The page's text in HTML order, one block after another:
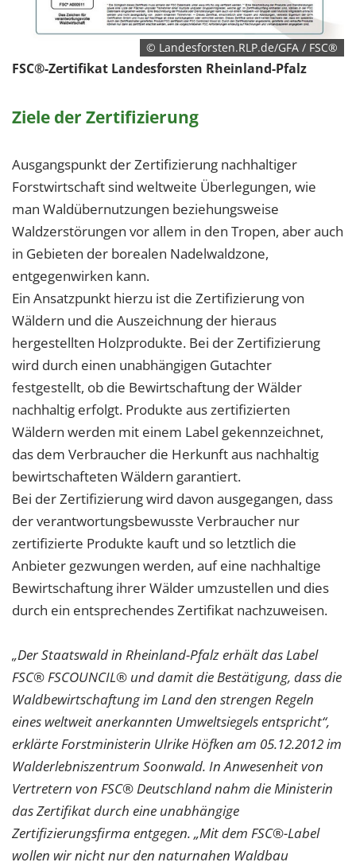
© Landesforsten.RLP.de/GFA / FSC®
FSC®-Zertifikat Landesforsten Rheinland-Pfalz
Ziele der Zertifizierung
Ausgangspunkt der Zertifizierung nachhaltiger
Forstwirtschaft sind weltweite Überlegungen, wie
man Waldübernutzungen beziehungsweise
Waldzerstörungen vor allem in den Tropen, aber auch
in Gebieten der borealen Nadelwaldzone,
entgegenwirken kann.
Ein Ansatzpunkt hierzu ist die Zertifizierung von
Wäldern und die Auszeichnung der hieraus
hergestellten Holzprodukte. Bei der Zertifizierung
wird durch einen unabhängigen Gutachter
festgestellt, ob die Bewirtschaftung der Wälder
nachhaltig erfolgt. Produkte aus zertifizierten
Wäldern werden mit einem Label gekennzeichnet,
das dem Verbraucher die Herkunft aus nachhaltig
bewirtschafteten Wäldern garantiert.
Bei der Zertifizierung wird davon ausgegangen, dass
der verantwortungsbewusste Verbraucher nur
zertifizierte Produkte kauft und so letztlich die
Anbieter gezwungen werden, auf eine nachhaltige
Bewirtschaftung ihrer Wälder umzustellen und dies
durch ein entsprechendes Zertifikat nachzuweisen.
„Der Staatswald in Rheinland-Pfalz erhält das Label
FSC® FSCOUNCIL® und damit die Bestätigung, dass die
Waldbewirtschaftung im Land den strengen Regeln
eines weltweit anerkannten Umweltsiegels entspricht“,
erklärte Forstministerin Ulrike Höfken am 05.12.2012 im
Walderlebniszentrum Soonwald. In Anwesenheit von
Vertretern von FSC® Deutschland nahm die Ministerin
das Zertifikat durch eine unabhängige
Zertifizierungsfirma entgegen. „Mit dem FSC®-Label
wollen wir nicht nur den naturnahen Waldbau